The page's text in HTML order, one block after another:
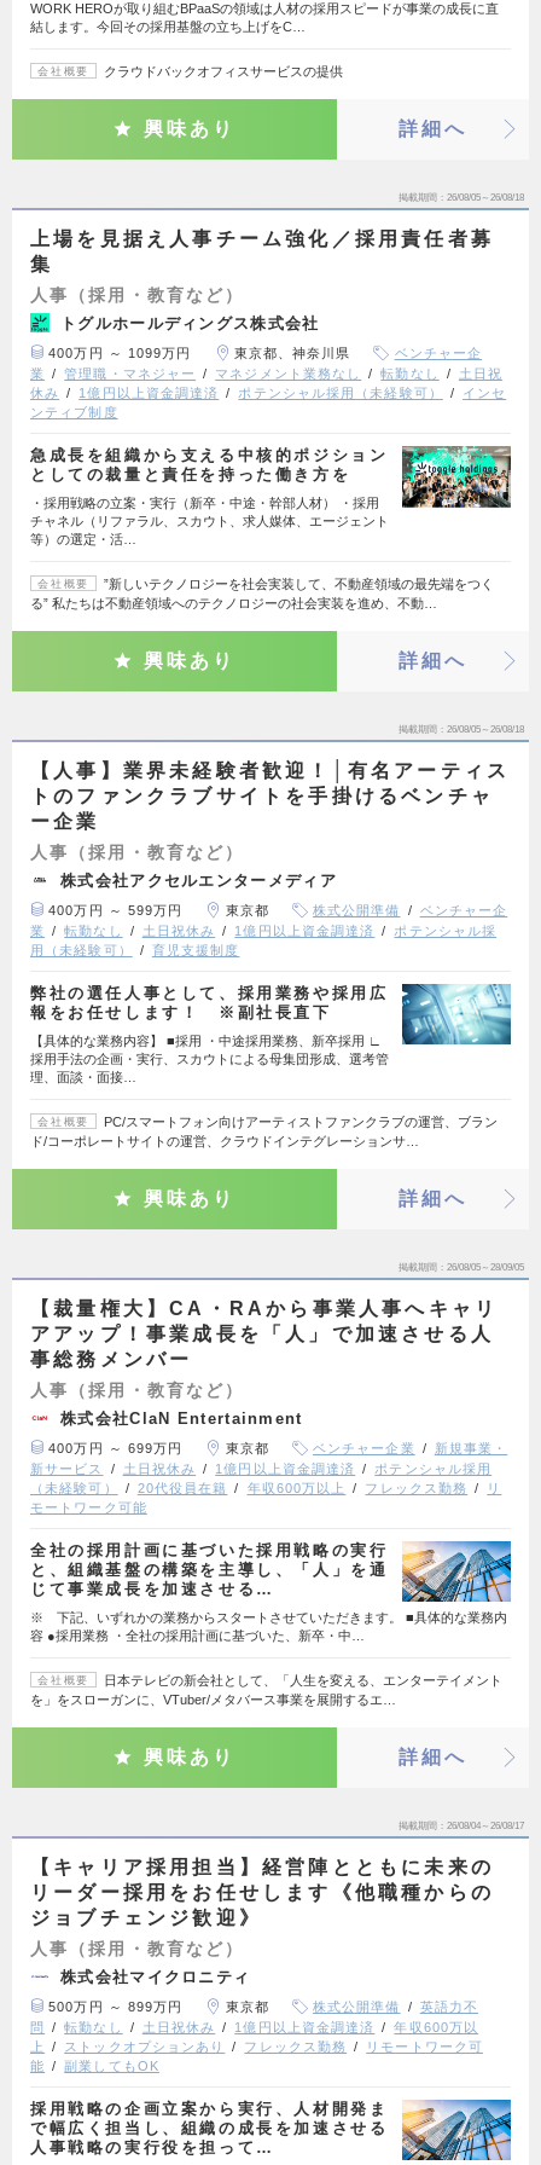
WORK HEROが取り組むBPaaSの領域は人材の採用スピードが事業の成⻑に直
結します。今回その採用基盤の立ち上げをC…
会社概要 クラウドバックオフィスサービスの提供
興味あり 詳細へ
掲載期間 26/08/05～26/08/18
上場を見据え人事チーム強化／採用責任者募
集
人事（採用・教育など）
トグルホールディングス株式会社
400万円 ～ 1099万円 東京都、神奈川県
ベンチャー企
業
管理職・マネジャー マネジメント業務なし 転勤なし
土日祝
休み
1億円以上資金調達済 ポテンシャル採用（未経験可）
インセ
ンティブ制度
急成長を組織から支える中核的ポジション
としての裁量と責任を持った働き方を
・採用戦略の立案・実行（新卒・中途・幹部人材） ・採用
チャネル（リファラル、スカウト、求人媒体、エージェント
等）の選定・活…
会社概要
”新しいテクノロジーを社会実装して、不動産領域の最先端をつく
る” 私たちは不動産領域へのテクノロジーの社会実装を進め、不動…
興味あり 詳細へ
掲載期間 26/08/05～26/08/18
【人事】業界未経験者歓迎！│有名アーティス
トのファンクラブサイトを手掛けるベンチャ
ー企業
人事（採用・教育など）
株式会社アクセルエンターメディア
400万円 ～ 599万円 東京都 株式公開準備
ベンチャー企
業
転勤なし 土日祝休み 1億円以上資金調達済
ポテンシャル採
用（未経験可）
育児支援制度
弊社の選任人事として、採用業務や採用広
報をお任せします！ ※副社長直下
【具体的な業務内容】 ■採用 ・中途採用業務、新卒採用 ∟
採用手法の企画・実行、スカウトによる母集団形成、選考管
理、面談・面接…
会社概要
PC/スマートフォン向けアーティストファンクラブの運営、ブラン
ド/コーポレートサイトの運営、クラウドインテグレーションサ…
興味あり 詳細へ
掲載期間 26/08/05～28/09/05
【裁量権大】CA・RAから事業人事へキャリ
アアップ！事業成長を「人」で加速させる人
事総務メンバー
人事（採用・教育など）
株式会社ClaN Entertainment
400万円 ～ 699万円 東京都 ベンチャー企業
新規事業・
新サービス
土日祝休み 1億円以上資金調達済
ポテンシャル採用
（未経験可）
20代役員在籍 年収600万以上 フレックス勤務
リ
モートワーク可能
全社の採用計画に基づいた採用戦略の実行
と、組織基盤の構築を主導し、「人」を通
じて事業成長を加速させる…
※ 下記、いずれかの業務からスタートさせていただきます。 ■具体的な業務内
容 ●採用業務 ・全社の採用計画に基づいた、新卒・中…
会社概要
日本テレビの新会社として、「人生を変える、エンターテイメント
を」をスローガンに、VTuber/メタバース事業を展開するエ…
興味あり 詳細へ
掲載期間 26/08/04～26/08/17
【キャリア採用担当】経営陣とともに未来の
リーダー採用をお任せします《他職種からの
ジョブチェンジ歓迎》
人事（採用・教育など）
株式会社マイクロニティ
500万円 ～ 899万円 東京都 株式公開準備
英語力不
問
転勤なし 土日祝休み 1億円以上資金調達済
年収600万以
上
ストックオプションあり フレックス勤務
リモートワーク可
能
副業してもOK
採用戦略の企画立案から実行、人材開発ま
で幅広く担当し、組織の成長を加速させる
人事戦略の実行役を担って…